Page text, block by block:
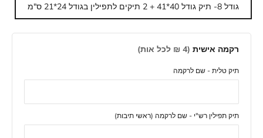
גודל 8- תיק גודל 40*41 + 2 תיקים לתפילין בגודל 24*21 ס"מ
רקמה אישית (4‌ ₪ לכל אות)
תיק טלית - שם לרקמה
תיק תפילין רש"י - שם לרקמה (ראשי תיבות)